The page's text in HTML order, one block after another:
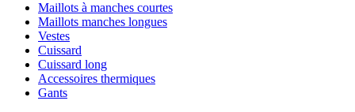
Maillots à manches courtes
Maillots manches longues
Vestes
Cuissard
Cuissard long
Accessoires thermiques
Gants